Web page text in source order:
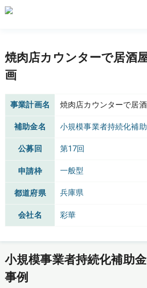
焼肉店カウンターで居酒
画
事業計画名 焼肉店カウンターで居
補助金名 小規模事業者持続化補
公募回 第17回
申請枠 一般型
都道府県 兵庫県
会社名 彩華
小規模事業者持続化補助
事例